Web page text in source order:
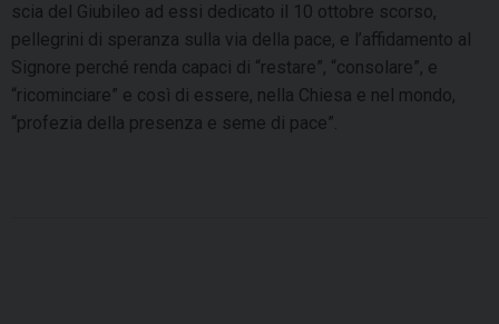
scia del Giubileo ad essi dedicato il 10 ottobre scorso,
pellegrini di speranza sulla via della pace, e l’affidamento al
Signore perché renda capaci di “restare”, “consolare”, e
“ricominciare” e così di essere, nella Chiesa e nel mondo,
“profezia della presenza e seme di pace”.